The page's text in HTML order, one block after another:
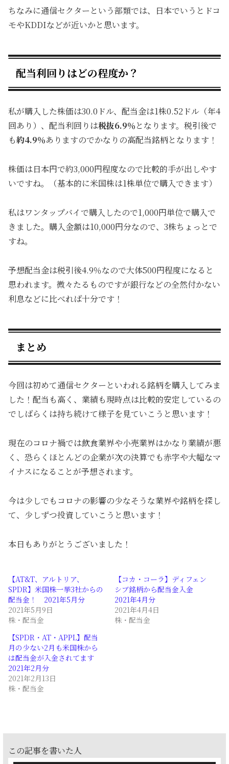
ちなみに通信セクターという部類では、日本でいうとドコ
モやKDDIなどが近いかと思います。
配当利回りはどの程度か？
私が購入した株価は30.0ドル、配当金は1株0.52ドル（年4
回あり）、配当利回りは税抜6.9％となります。税引後で
も約4.9％ありますのでかなりの高配当銘柄となります！
株価は日本円で約3,000円程度なので比較的手が出しやす
いですね。（基本的に米国株は1株単位で購入できます）
私はワンタップバイで購入したので1,000円単位で購入で
きました。購入金額は10,000円分なので、3株ちょっとで
すね。
予想配当金は税引後4.9％なので大体500円程度になると
思われます。微々たるものですが銀行などの全然付かない
利息などに比べれば十分です！
まとめ
今回は初めて通信セクターといわれる銘柄を購入してみま
した！配当も高く、業績も現時点は比較的安定しているの
でしばらくは持ち続けて様子を見ていこうと思います！
現在のコロナ禍では飲食業界や小売業界はかなり業績が悪
く、恐らくほとんどの企業が次の決算でも赤字や大幅なマ
イナスになることが予想されます。
今は少しでもコロナの影響の少なそうな業界や銘柄を探し
て、少しずつ投資していこうと思います！
本日もありがとうございました！
【AT&T、アルトリア、
SPDR】米国株一挙3社からの
配当金！ 2021年5月分
2021年5月9日
株・配当金
【コカ・コーラ】ディフェン
シブ銘柄から配当金入金
2021年4月分
2021年4月4日
株・配当金
【SPDR・AT・APPL】配当
月の少ない2月も米国株から
は配当金が入金されてます
2021年2月分
2021年2月13日
株・配当金
この記事を書いた人